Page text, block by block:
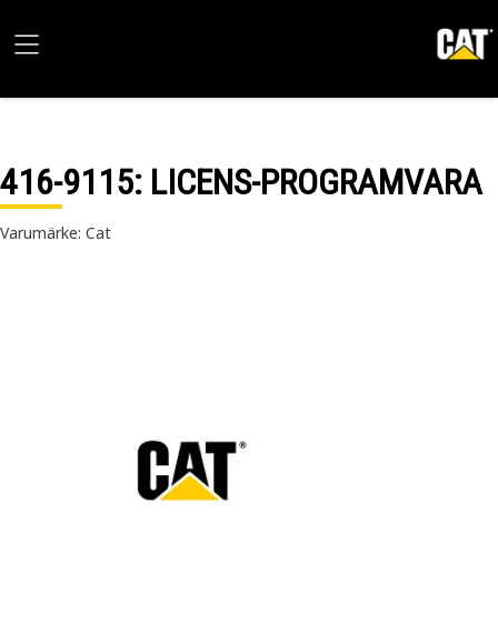
416-9115: LICENS-PROGRAMVARA
Varumärke: Cat